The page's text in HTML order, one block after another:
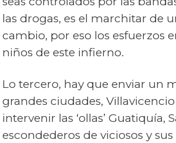
las drogas, es el marchitar de
cambio, por eso los esfuerzos
niños de este infierno.
Lo tercero, hay que enviar un
grandes ciudades,
intervenir las ‘ollas’
escondederos de viciosos y